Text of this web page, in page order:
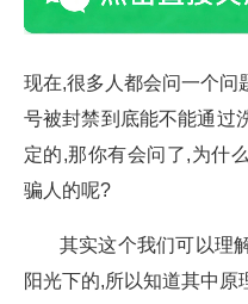
现在,很多人都会问一个问
号被封禁到底能不能通过
定的,那你有会问了,为什
骗人的呢?
其实这个我们可以理解
阳光下的,所以知道其中原